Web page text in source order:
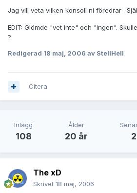
Jag vill veta vilken konsoll ni föredrar .
EDIT: Glömde "vet inte" och "ingen".
?
Redigerad 18 maj, 2006 av StellHell
Citera
Inlägg
108
Ålder
20 år
The xD
Skrivet 18 maj, 2006